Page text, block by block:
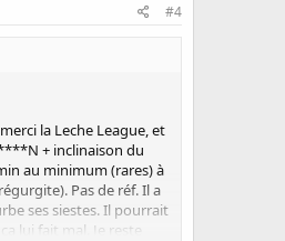
#4
merci la Leche League, et
+ inclinaison du
au minimum (rares) à
Pas de réf. Il a
ses siestes. Il pourrait
lui fait mal. Je reste